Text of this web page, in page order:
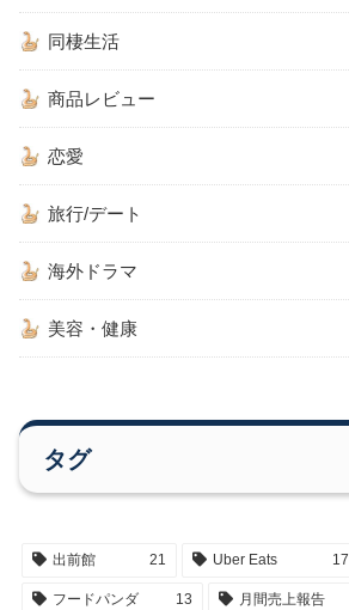
同棲生活
商品レビュー
恋愛
旅行/デート
海外ドラマ
美容・健康
タグ
出前館 21 Uber Eats 17
フードパンダ 13 月間売上報告